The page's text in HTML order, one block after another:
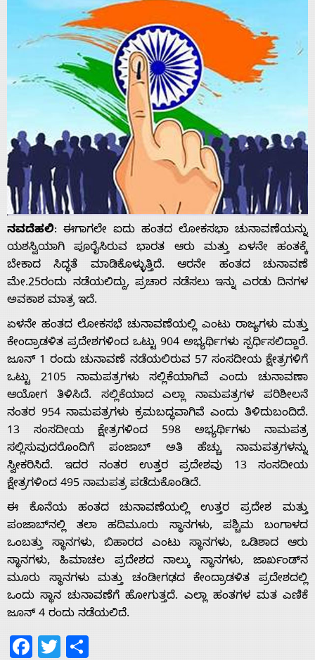
Home
About
Us
Advertise
With
s
ನವದೆಹಲಿ: ಈಗಾಗಲೇ ಐದು ಹಂತದ ಲೋಕಸಭಾ ಚುನಾವಣೆಯನ್ನು
ಯಶಸ್ವಿಯಾಗಿ ಪೂರೈಸಿರುವ ಭಾರತ ಆರು ಮತ್ತು ಏಳನೇ ಹಂತಕ್ಕೆ
ಬೇಕಾದ ಸಿದ್ಧತೆ ಮಾಡಿಕೊಳ್ಳುತ್ತಿದೆ. ಆರನೇ ಹಂತದ ಚುನಾವಣೆ
ಮೇ.25ರಂದು ನಡೆಯಲಿದ್ದು, ಪ್ರಚಾರ ನಡೆಸಲು ಇನ್ನು ಎರಡು ದಿನಗಳ
ಅವಕಾಶ ಮಾತ್ರ ಇದೆ.
ಏಳನೇ ಹಂತದ ಲೋಕಸಭೆ ಚುನಾವಣೆಯಲ್ಲಿ ಎಂಟು ರಾಜ್ಯಗಳು ಮತ್ತು
ಕೇಂದ್ರಾಡಳಿತ ಪ್ರದೇಶಗಳಿಂದ ಒಟ್ಟು 904 ಅಭ್ಯರ್ಥಿಗಳು ಸ್ಪರ್ಧಿಸಲಿದ್ದಾರೆ.
ಜೂನ್ 1 ರಂದು ಚುನಾವಣೆ ನಡೆಯಲಿರುವ 57 ಸಂಸದೀಯ ಕ್ಷೇತ್ರಗಳಿಗೆ
ಒಟ್ಟು 2105 ನಾಮಪತ್ರಗಳು ಸಲ್ಲಿಕೆಯಾಗಿವೆ ಎಂದು ಚುನಾವಣಾ
ಆಯೋಗ ತಿಳಿಸಿದೆ. ಸಲ್ಲಿಕೆಯಾದ ಎಲ್ಲಾ ನಾಮಪತ್ರಗಳ ಪರಿಶೀಲನೆ
ನಂತರ 954 ನಾಮಪತ್ರಗಳು ಕ್ರಮಬದ್ಧವಾಗಿವೆ ಎಂದು ತಿಳಿದುಬಂದಿದೆ.
13 ಸಂಸದೀಯ ಕ್ಷೇತ್ರಗಳಿಂದ 598 ಅಭ್ಯರ್ಥಿಗಳು ನಾಮಪತ್ರ
ಸಲ್ಲಿಸುವುದರೊಂದಿಗೆ ಪಂಜಾಬ್ ಅತಿ ಹೆಚ್ಚು ನಾಮಪತ್ರಗಳನ್ನು
ಸ್ವೀಕರಿಸಿದೆ. ಇದರ ನಂತರ ಉತ್ತರ ಪ್ರದೇಶವು 13 ಸಂಸದೀಯ
ಕ್ಷೇತ್ರಗಳಿಂದ 495 ನಾಮಪತ್ರ ಪಡೆದುಕೊಂಡಿದೆ.
ಈ ಕೊನೆಯ ಹಂತದ ಚುನಾವಣೆಯಲ್ಲಿ ಉತ್ತರ ಪ್ರದೇಶ ಮತ್ತು
ಪಂಜಾಬ್‌ನಲ್ಲಿ ತಲಾ ಹದಿಮೂರು ಸ್ಥಾನಗಳು, ಪಶ್ಚಿಮ ಬಂಗಾಳದ
ಒಂಬತ್ತು ಸ್ಥಾನಗಳು, ಬಿಹಾರದ ಎಂಟು ಸ್ಥಾನಗಳು, ಒಡಿಶಾದ ಆರು
ಸ್ಥಾನಗಳು, ಹಿಮಾಚಲ ಪ್ರದೇಶದ ನಾಲ್ಕು ಸ್ಥಾನಗಳು, ಜಾರ್ಖಂಡ್‌ನ
ಮೂರು ಸ್ಥಾನಗಳು ಮತ್ತು ಚಂಡೀಗಢದ ಕೇಂದ್ರಾಡಳಿತ ಪ್ರದೇಶದಲ್ಲಿ
ಒಂದು ಸ್ಥಾನ ಚುನಾವಣೆಗೆ ಹೋಗುತ್ತದೆ. ಎಲ್ಲಾ ಹಂತಗಳ ಮತ ಎಣಿಕೆ
ಜೂನ್ 4 ರಂದು ನಡೆಯಲಿದೆ.
Facebook
Twitter